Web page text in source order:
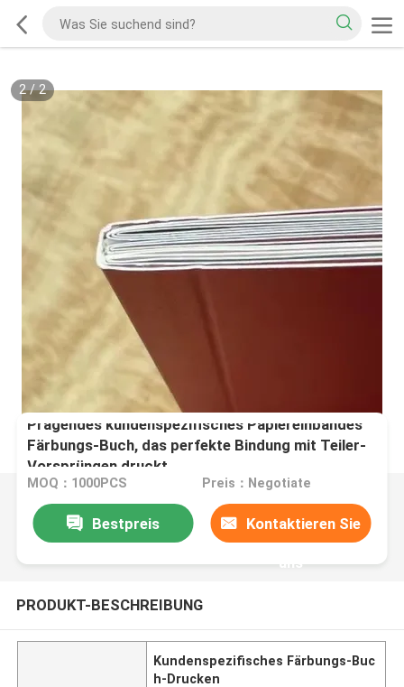
2/2
Prägendes kundenspezifisches Papiereinbandes
Färbungs-Buch, das perfekte Bindung mit Teiler-
Vorsprüngen druckt
MOQ：1000PCS Preis：Negotiate
Bestpreis Kontaktieren Sie
uns
PRODUKT-BESCHREIBUNG
Kundenspezifisches Färbungs-Buc
h-Drucken